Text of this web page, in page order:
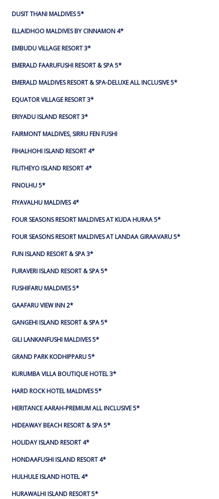
DUSIT THANI MALDIVES 5*
ELLAIDHOO MALDIVES BY CINNAMON 4*
EMBUDU VILLAGE RESORT 3*
EMERALD FAARUFUSHI RESORT & SPA 5*
EMERALD MALDIVES RESORT & SPA-DELUXE ALL INCLUSIVE 5*
EQUATOR VILLAGE RESORT 3*
ERIYADU ISLAND RESORT 3*
FAIRMONT MALDIVES, SIRRU FEN FUSHI
FIHALHOHI ISLAND RESORT 4*
FILITHEYO ISLAND RESORT 4*
FINOLHU 5*
FIYAVALHU MALDIVES 4*
FOUR SEASONS RESORT MALDIVES AT KUDA HURAA 5*
FOUR SEASONS RESORT MALDIVES AT LANDAA GIRAAVARU 5*
FUN ISLAND RESORT & SPA 3*
FURAVERI ISLAND RESORT & SPA 5*
FUSHIFARU MALDIVES 5*
GAAFARU VIEW INN 2*
GANGEHI ISLAND RESORT & SPA 5*
GILI LANKANFUSHI MALDIVES 5*
GRAND PARK KODHIPPARU 5*
KURUMBA VILLA BOUTIQUE HOTEL 3*
HARD ROCK HOTEL MALDIVES 5*
HERITANCE AARAH-PREMIUM ALL INCLUSIVE 5*
HIDEAWAY BEACH RESORT & SPA 5*
HOLIDAY ISLAND RESORT 4*
HONDAAFUSHI ISLAND RESORT 4*
HULHULE ISLAND HOTEL 4*
HURAWALHI ISLAND RESORT 5*